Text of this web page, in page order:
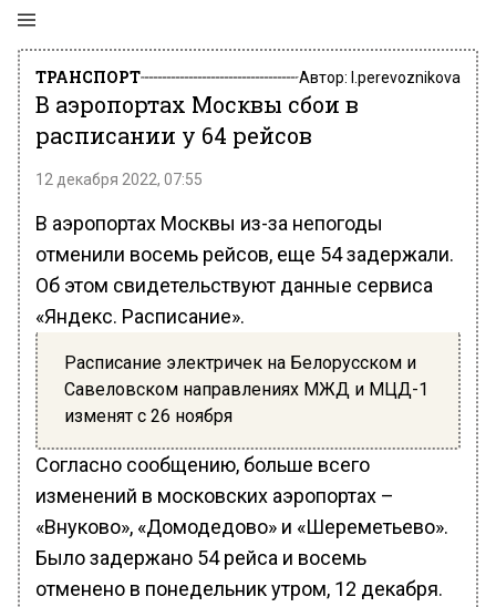
ТРАНСПОРТ Автор: l.perevoznikova
В аэропортах Москвы сбои в
расписании у 64 рейсов
12 декабря 2022, 07:55
В аэропортах Москвы из-за непогоды
отменили восемь рейсов, еще 54 задержали.
Об этом свидетельствуют данные сервиса
«Яндекс. Расписание».
Расписание электричек на Белорусском и
Савеловском направлениях МЖД и МЦД-1
изменят с 26 ноября
Согласно сообщению, больше всего
изменений в московских аэропортах –
«Внуково», «Домодедово» и «Шереметьево».
Было задержано 54 рейса и восемь
отменено в понедельник утром, 12 декабря.